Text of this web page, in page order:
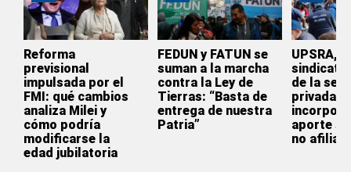
Reforma
previsional
impulsada por el
FMI: qué cambios
analiza Milei y
cómo podría
modificarse la
edad jubilatoria
FEDUN y FATUN se
suman a la marcha
contra la Ley de
Tierras: “Basta de
entrega de nuestra
Patria”
UPSRA,
sindicato
de la
privada
aporte
no